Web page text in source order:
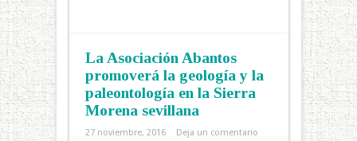
La Asociación Abantos
promoverá la geología y la
paleontología en la Sierra
Morena sevillana
27 noviembre, 2016 Deja un comentario